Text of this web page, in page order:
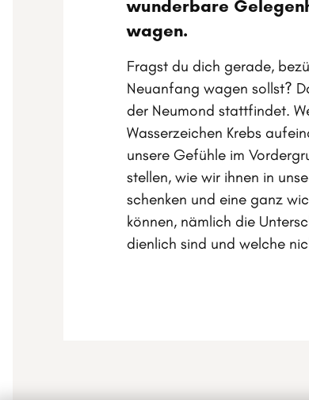
wunderbare
wagen.
Fragst du dich gerade,
Neuanfang wagen sollst?
der Neumond stattfindet.
Wasserzeichen Krebs
unsere Gefühle im
stellen, wie wir ihnen in
schenken und eine ganz
können, nämlich die
dienlich sind und welche